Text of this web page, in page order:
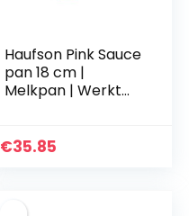
Haufson Pink Sauce
pan 18 cm |
Melkpan | Werkt
kookplaten | PFOA
€35.85